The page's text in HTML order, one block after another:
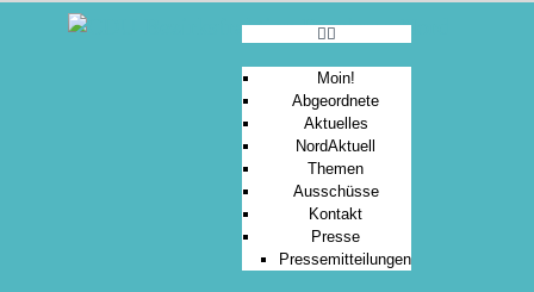
Moin!
Abgeordnete
Aktuelles
NordAktuell
Themen
Ausschüsse
Kontakt
Presse
Pressemitteilungen
ABGEORDNETE
NORDAKTUELL